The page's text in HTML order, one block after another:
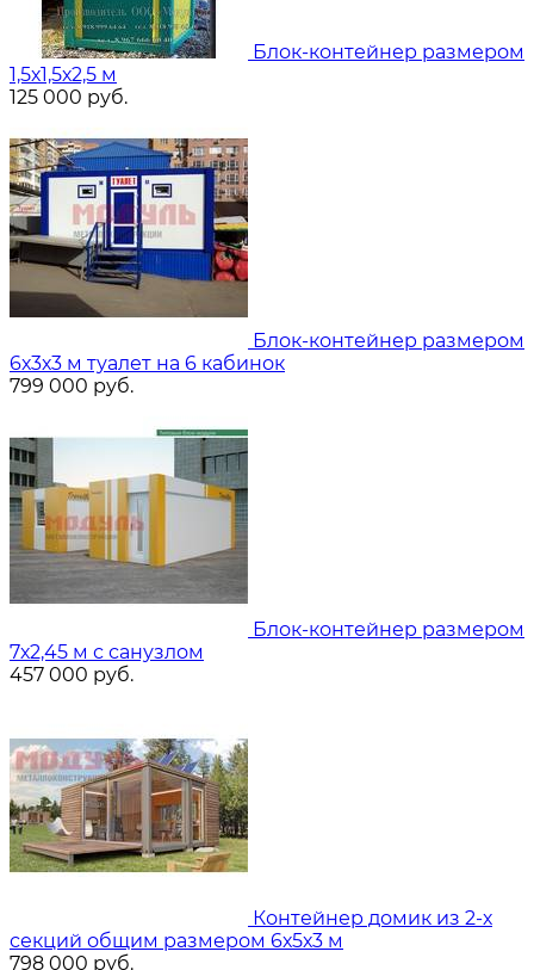
Блок-контейнер размером
1,5х1,5х2,5 м
125 000 руб.
Блок-контейнер размером
6х3х3 м туалет на 6 кабинок
799 000 руб.
Блок-контейнер размером
7х2,45 м с санузлом
457 000 руб.
Контейнер домик из 2-х
секций общим размером 6х5х3 м
798 000 руб.